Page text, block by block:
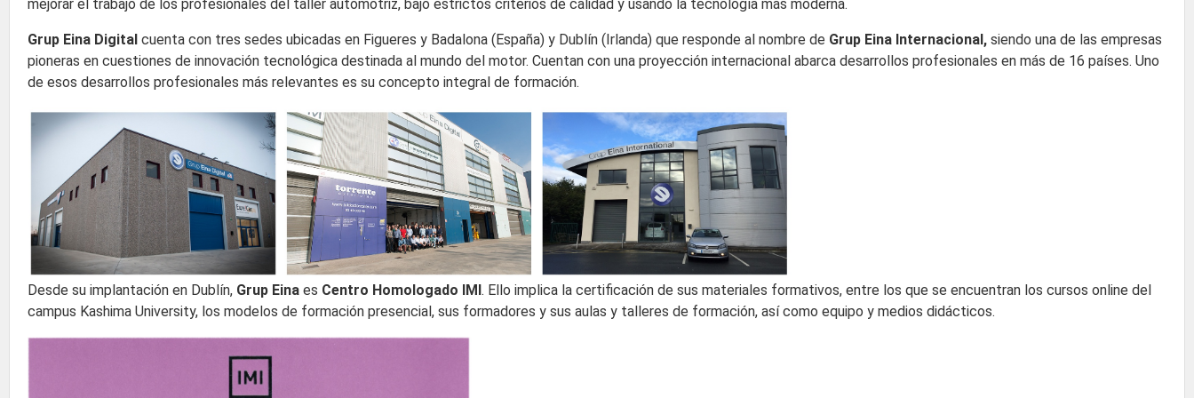
mejorar el trabajo de los profesionales del taller automotriz, bajo estrictos criterios de calidad y usando la tecnología más moderna.
Grup Eina Digital cuenta con tres sedes ubicadas en Figueres y Badalona (España) y Dublín (Irlanda) que responde al nombre de Grup Eina Internacional, siendo una de las empresas
pioneras en cuestiones de innovación tecnológica destinada al mundo del motor. Cuentan con una proyección internacional abarca desarrollos profesionales en más de 16 países. Uno
de esos desarrollos profesionales más relevantes es su concepto integral de formación.
Desde su implantación en Dublín, Grup Eina es Centro Homologado IMI. Ello implica la certificación de sus materiales formativos, entre los que se encuentran los cursos online del
campus Kashima University, los modelos de formación presencial, sus formadores y sus aulas y talleres de formación, así como equipo y medios didácticos.